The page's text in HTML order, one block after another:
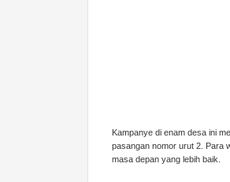
Kampanye di enam desa ini
pasangan nomor urut 2. Para
masa depan yang lebih baik.